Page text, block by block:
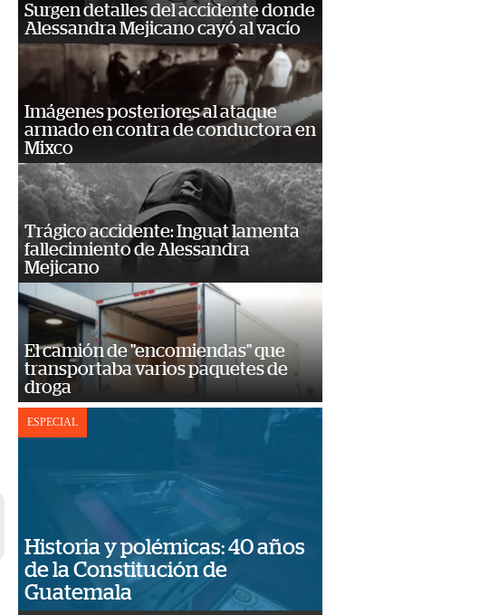
Surgen detalles del accidente donde
Alessandra Mejicano cayó al vacío
Imágenes posteriores al ataque
armado en contra de conductora en
Mixco
Trágico accidente: Inguat lamenta
fallecimiento de Alessandra
Mejicano
El camión de "encomiendas" que
transportaba varios paquetes de
droga
ESPECIAL
Historia y polémicas: 40 años
de la Constitución de
Guatemala